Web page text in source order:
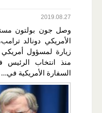
2019.08.27
وصل جون بولتون
الأمريكي دونالد
زيارة لمسؤول أمريكي
منذ انتخاب الرئيس
السفارة الأمريكية في...